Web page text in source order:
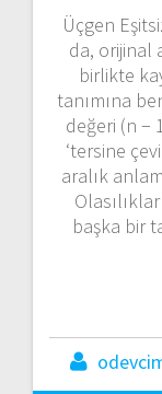
Üçgen
da, orijinal
birlikte
tanımına
değeri (n −
‘tersine
aralık
başka bir